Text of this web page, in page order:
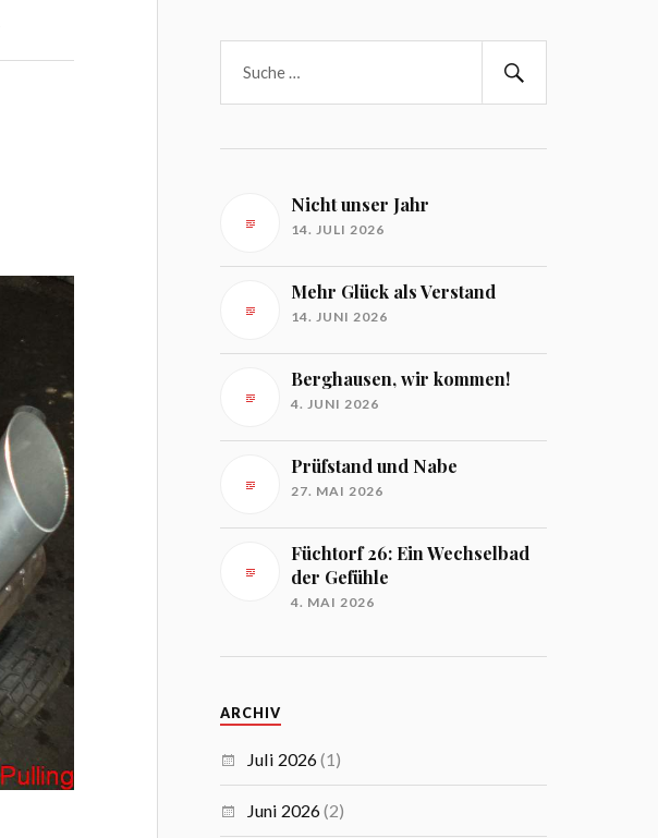
Nicht unser Jahr
14. JULI 2026
Mehr Glück als Verstand
14. JUNI 2026
Berghausen, wir kommen!
4. JUNI 2026
Prüfstand und Nabe
27. MAI 2026
Füchtorf 26: Ein Wechselbad
der Gefühle
4. MAI 2026
ARCHIV
Juli 2026(1)
Juni 2026(2)